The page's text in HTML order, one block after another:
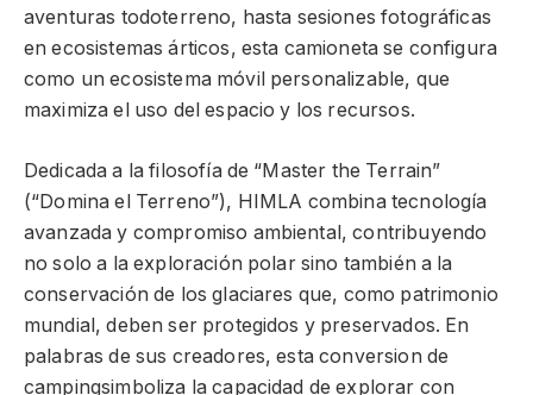
aventuras todoterreno, hasta sesiones fotográficas
en ecosistemas árticos, esta camioneta se configura
como un ecosistema móvil personalizable, que
maximiza el uso del espacio y los recursos.
Dedicada a la filosofía de “Master the Terrain”
(“Domina el Terreno”), HIMLA combina tecnología
avanzada y compromiso ambiental, contribuyendo
no solo a la exploración polar sino también a la
conservación de los glaciares que, como patrimonio
mundial, deben ser protegidos y preservados. En
palabras de sus creadores, esta conversion de
campingsimboliza la capacidad de explorar con